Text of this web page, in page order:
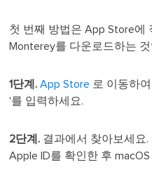
첫 번째 방법은 App Store에
Monterey를 다운로드하는
1단계. App Store 로 이동하
'를 입력하세요.
2단계. 결과에서 찾아보세요
Apple ID를 확인한 후